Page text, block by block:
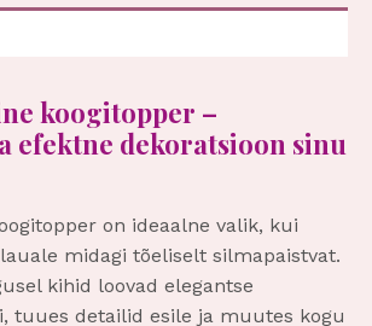
koogitopper –
efektne dekoratsioon sinu
on ideaalne valik, kui
midagi tõeliselt silmapaistvat.
kihid loovad elegantse
tuues detailid esile ja muutes kogu